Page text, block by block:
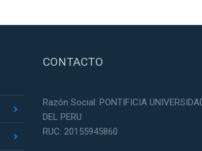
CONTACTO
Razón Social: PONTIFICIA
DEL PERU
RUC: 20155945860